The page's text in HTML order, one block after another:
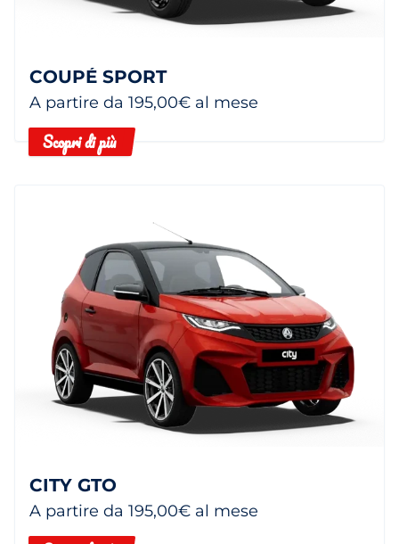
COUPÉ SPORT
A partire da 195,00€ al mese
Scopri di più
CITY GTO
A partire da 195,00€ al mese